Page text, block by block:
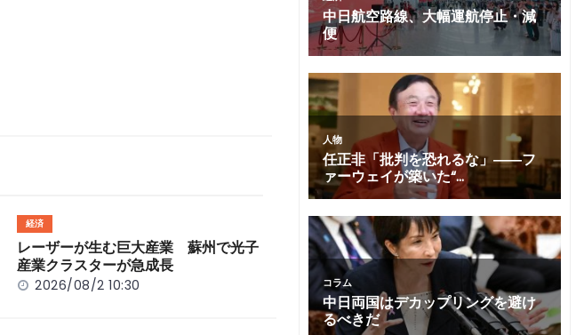
経済
レーザーが生む巨大産業 蘇州で光子
産業クラスターが急成長
2026/08/2 10:30